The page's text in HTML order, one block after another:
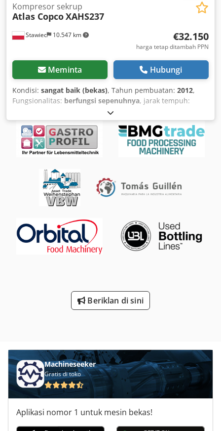
Stawiec 10.547 km
Kompresor sekrup
Atlas CopcoXAHS237
€32.150
harga tetap ditambah PPN
Meminta Hubungi
Kondisi: sangat baik (bekas), Tahun pembuatan: 2012,
Fungsionalitas: berfungsi sepenuhnya, jarak tempuh:
, Kompresor portabel ATLAS COPCO XAHS237+
dengan pendingin akhir, telah melalui servis penuh! Data
teknis: Kapasitas: 14,20 m3/menit; Tekanan kerja: 12 Bar;
Tahun produksi: 2012; Mesin DEUTZ; Chjdpfxjwwigbs
Adtsa Jam kerja: 2048 jam; Kompresor sepenuhnya
kondisi sempurna!
Beriklan di sini
Machineseeker
Gratis di toko
Aplikasi nomor 1 untuk mesin bekas!